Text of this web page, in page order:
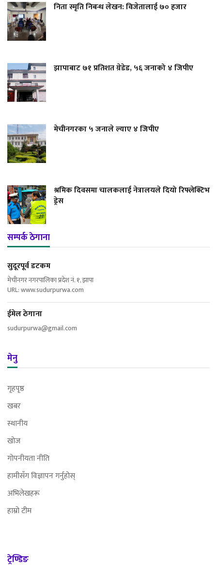
निता स्मृति निबन्ध लेखन: विजेतालाई ७० हजार
झापाबाट ७१ प्रतिशत ग्रेडेड, ५६ जनाको ४ जिपीए
मेचीनगरका ५ जनाले ल्याए ४ जिपीए
श्रमिक दिवसमा चालकलाई नेत्रालयले दियो रिफ्लेक्टिभ
ड्रेस
सम्पर्क ठेगाना
सुदूरपूर्व डटकम
मेचीनगर नगरपालिका प्रदेश नं. १, झापा
URL: www.sudurpurwa.com
ईमेल ठेगाना
sudurpurwa@gmail.com
मेनु
गृहपृष्ठ
खबर
स्थानीय
खोज
गोपनीयता नीति
हामीसँग विज्ञापन गर्नुहोस्
अभिलेखहरू
हाम्रो टीम
ट्रेण्डिङ